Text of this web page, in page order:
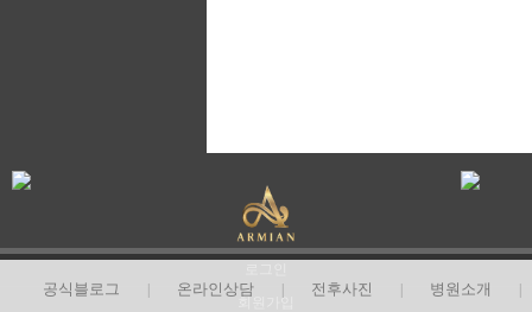
공식블로그 온라인상담 전후사진 병원소개
회원가입